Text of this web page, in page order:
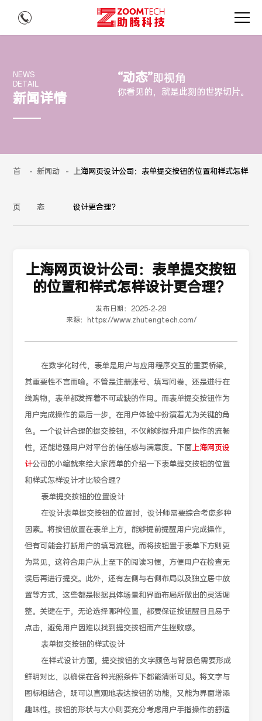
NEWS
DETAIL
新闻详情
“动态”即视角
你看见的，就是此刻的世界切片。
首
页
- 新闻动
态
- 上海网页设计公司：表单提交按钮的位置和样式怎样
设计更合理？
上海网页设计公司：表单提交按钮
的位置和样式怎样设计更合理？
发布日期： 2025-2-28
来源：
https://www.zhutengtech.com/
在数字化时代，表单是用户与应用程序交互的重要桥梁，
其重要性不言而喻。不管是注册账号、填写问卷，还是进行在
线购物，表单都发挥着不可或缺的作用。而表单提交按钮作为
用户完成操作的最后一步，在用户体验中扮演着尤为关键的角
色。一个设计合理的提交按钮，不仅能够提升用户操作的流畅
性，还能增强用户对平台的信任感与满意度。下面上海网页设
计公司的小编就来给大家简单的介绍一下表单提交按钮的位置
和样式怎样设计才比较合理？
表单提交按钮的位置设计
在设计表单提交按钮的位置时，设计师需要综合考虑多种
因素。将按钮放置在表单上方，能够提前提醒用户完成操作，
但有可能会打断用户的填写流程。而将按钮置于表单下方则更
为常见，这符合用户从上至下的阅读习惯，方便用户在检查无
误后再进行提交。此外，还有左侧与右侧布局以及独立居中放
置等方式，这些都是根据具体场景和界面布局所做出的灵活调
整。关键在于，无论选择哪种位置，都要保证按钮醒目且易于
点击，避免用户因难以找到提交按钮而产生挫败感。
表单提交按钮的样式设计
在样式设计方面，提交按钮的文字颜色与背景色需要形成
鲜明对比，以确保在各种光照条件下都能清晰可见。将文字与
图标相结合，既可以直观地表达按钮的功能，又能为界面增添
趣味性。按钮的形状与大小则要充分考虑用户手指操作的舒适